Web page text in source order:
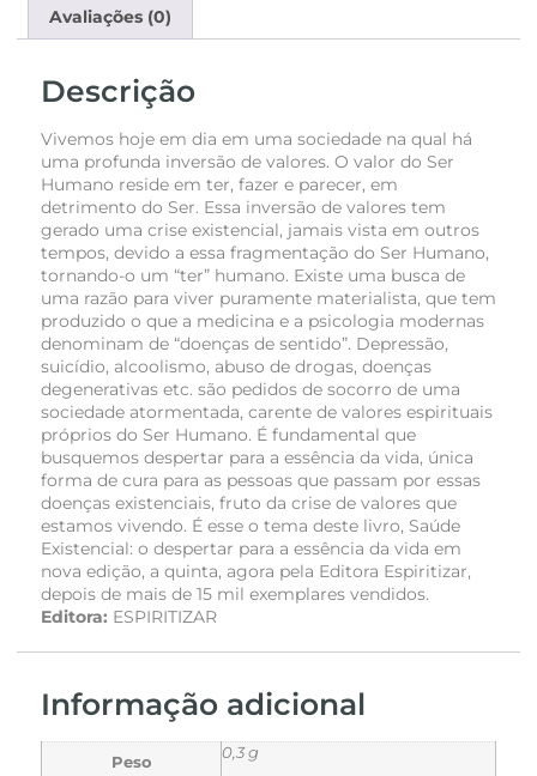
Avaliações (0)
Descrição
Vivemos hoje em dia em uma sociedade na qual há
uma profunda inversão de valores. O valor do Ser
Humano reside em ter, fazer e parecer, em
detrimento do Ser. Essa inversão de valores tem
gerado uma crise existencial, jamais vista em outros
tempos, devido a essa fragmentação do Ser Humano,
tornando-o um “ter” humano. Existe uma busca de
uma razão para viver puramente materialista, que tem
produzido o que a medicina e a psicologia modernas
denominam de “doenças de sentido”. Depressão,
suicídio, alcoolismo, abuso de drogas, doenças
degenerativas etc. são pedidos de socorro de uma
sociedade atormentada, carente de valores espirituais
próprios do Ser Humano. É fundamental que
busquemos despertar para a essência da vida, única
forma de cura para as pessoas que passam por essas
doenças existenciais, fruto da crise de valores que
estamos vivendo. É esse o tema deste livro, Saúde
Existencial: o despertar para a essência da vida em
nova edição, a quinta, agora pela Editora Espiritizar,
depois de mais de 15 mil exemplares vendidos.
Editora: ESPIRITIZAR
Informação adicional
Peso
0,3 g